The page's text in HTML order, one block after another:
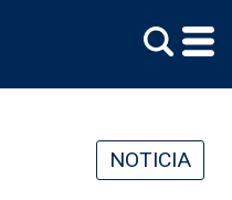
NOTICIA